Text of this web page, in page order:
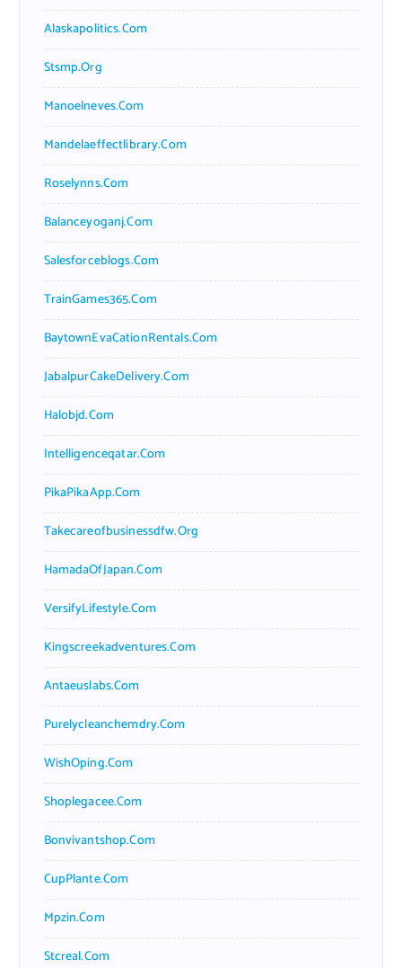
Alaskapolitics.com
Stsmp.org
Manoelneves.com
Mandelaeffectlibrary.com
Roselynns.com
Balanceyoganj.com
Salesforceblogs.com
TrainGames365.com
BaytownEvaCationRentals.com
JabalpurCakeDelivery.com
Halobjd.com
Intelligenceqatar.com
PikaPikaApp.com
Takecareofbusinessdfw.org
HamadaOfJapan.com
VersifyLifestyle.com
Kingscreekadventures.com
Antaeuslabs.com
Purelycleanchemdry.com
WishOping.com
Shoplegacee.com
Bonvivantshop.com
CupPlante.com
Mpzin.com
Stcreal.com